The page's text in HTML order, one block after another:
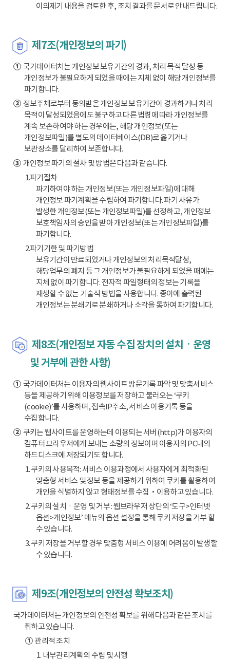
이의제기 내용을 검토한 후, 조치 결과를 문서로 안내드립니다.
제7조(개인정보의 파기)
①국가데이터처는 개인정보 보유기간의 경과, 처리 목적 달성 등
개인정보가 불필요하게 되었을 때에는 지체 없이 해당 개인정보를
파기합니다.
②정보주체로부터 동의받은 개인정보 보유기간이 경과하거나 처리
목적이 달성되었음에도 불구하고 다른 법령에 따라 개인정보를
계속 보존하여야 하는 경우에는, 해당 개인정보(또는
개인정보파일)를 별도의 데이터베이스(DB)로 옮기거나
보관장소를 달리하여 보존합니다.
③개인정보 파기의 절차 및 방법은 다음과 같습니다.
1.파기절차
파기하여야 하는 개인정보(또는 개인정보파일)에 대해
개인정보 파기계획을 수립하여 파기합니다. 파기 사유가
발생한 개인정보(또는 개인정보파일)를 선정하고, 개인정보
보호책임자의 승인을 받아 개인정보(또는 개인정보파일)를
파기합니다.
2.파기기한 및 파기방법
보유기간이 만료되었거나 개인정보의 처리목적달성,
해당업무의 폐지 등 그 개인정보가 불필요하게 되었을 때에는
지체 없이 파기합니다. 전자적 파일형태의 정보는 기록을
재생할 수 없는 기술적 방법을 사용합니다. 종이에 출력된
개인정보는 분쇄기로 분쇄하거나 소각을 통하여 파기합니다.
제8조(개인정보 자동 수집 장치의 설치ㆍ운영
및 거부에 관한 사항)
①국가데이터처는 이용자의 웹사이트 방문기록 파악 및 맞춤서비스
등을 제공하기 위해 이용정보를 저장하고 불러오는 ‘쿠키
(cookie)’를 사용하며, 접속IP주소, 서비스 이용기록 등을
수집합니다.
②쿠키는 웹사이트를 운영하는데 이용되는 서버(http)가 이용자의
컴퓨터 브라우저에게 보내는 소량의 정보이며 이용자의 PC내의
하드디스크에 저장되기도 합니다.
1. 쿠키의 사용목적: 서비스 이용과정에서 사용자에게 최적화된
맞춤형 서비스 및 정보 등을 제공하기 위하여 쿠키를 활용하여
개인을 식별하지 않고 형태정보를 수집‧이용하고 있습니다.
2. 쿠키의 설치ㆍ운영 및 거부 : 웹브라우저 상단의 ‘도구>인터넷
옵션>개인정보’ 메뉴의 옵션 설정을 통해 쿠키 저장을 거부 할
수 있습니다.
3. 쿠키 저장을 거부할 경우 맞춤형 서비스 이용에 어려움이 발생할
수 있습니다.
제9조(개인정보의 안전성 확보조치)
국가데이터처는 개인정보의 안전성 확보를 위해 다음과 같은 조치를
취하고 있습니다.
①관리적 조치
1. 내부관리계획의 수립 및 시행